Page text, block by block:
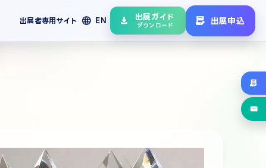
出展者専用サイト language EN 出展ガイド
ダウンロード
出展申込